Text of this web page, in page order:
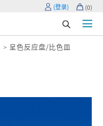
(登录) (0)
呈色反应盘/比色皿